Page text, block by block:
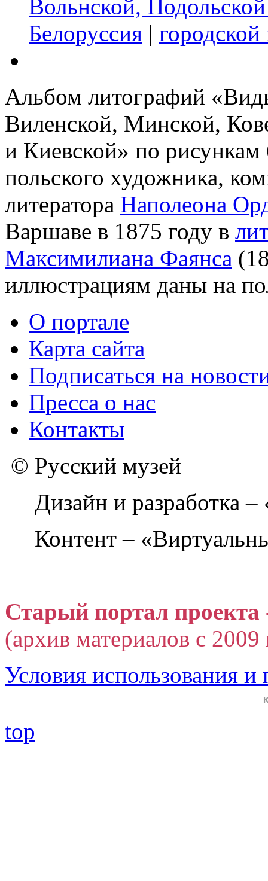
Вольнской,
Белоруссия |
Альбом литографий
Виленской, Минской,
и Киевской» по рисункам
польского художника,
литератора Наполеона
Варшаве в 1875 году в
Максимилиана Фаянса
иллюстрациям даны на
О портале
Карта сайта
Подписаться на
Пресса о нас
Контакты
© Русский музей
Дизайн и разработка
Контент –
Старый портал
(архив материалов с
Условия использования
top